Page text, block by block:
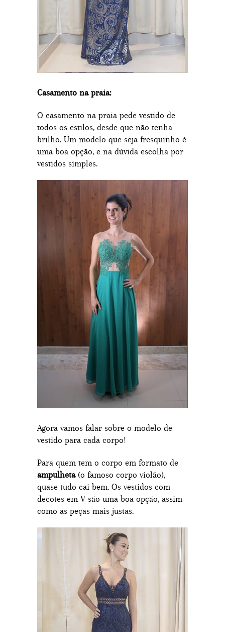
Casamento na praia:
O casamento na praia pede vestido de
todos os estilos, desde que não tenha
brilho. Um modelo que seja fresquinho é
uma boa opção, e na dúvida escolha por
vestidos simples.
Agora vamos falar sobre o modelo de
vestido para cada corpo!
Para quem tem o corpo em formato de
ampulheta(o famoso corpo violão),
quase tudo cai bem. Os vestidos com
decotes em V são uma boa opção, assim
como as peças mais justas.